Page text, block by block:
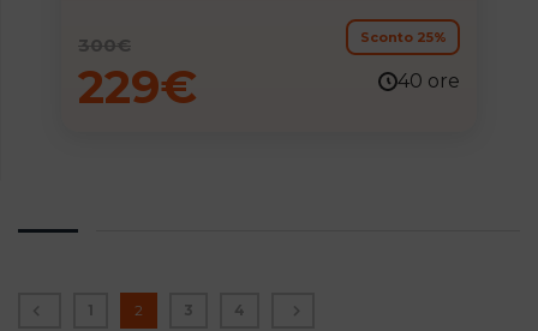
consolidare e aggiornare la propria
formazione professionale.
300€
229€
Sconto 25%
40 ore
1 2 3 4